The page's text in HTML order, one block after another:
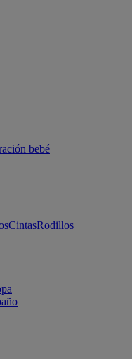
bebé
CintasRodillos